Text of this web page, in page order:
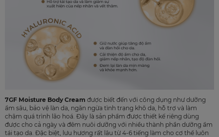
7GF Moisture Body Cream được biết đến với công dụng như dưỡng
ẩm sâu, bảo vệ làn da, ngăn ngừa tình trạng khô da, hỗ trợ và làm
chậm quá trình lão hoá. Đây là sản phẩm được thiết kế riêng dùng
được cho cả ngày và đêm nuôi dưỡng với nhiều thành phần dưỡng ẩm
tái tạo da. Đặc biệt, lưu hương rất lâu từ 4-6 tiếng làm cho cơ thể luôn